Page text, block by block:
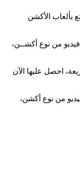
بألعاب الأكشن
السّرية 2"، هيّ لعبة فيديو من نوع أكشــن،
احصل عليها الآن
3"، هيّ لعبة فيديو من نوع أكشن،